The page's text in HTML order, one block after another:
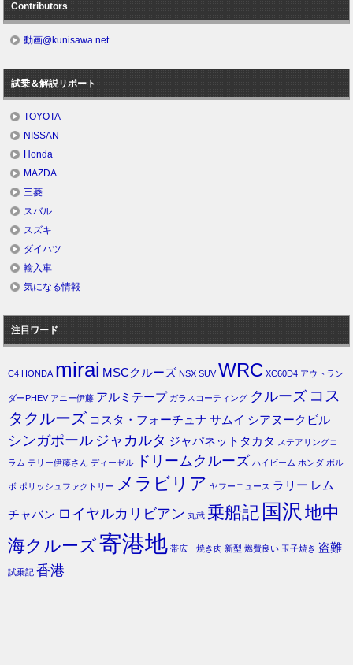
Contributors
動画@kunisawa.net
試乗＆解説リポート
TOYOTA
NISSAN
Honda
MAZDA
三菱
スバル
スズキ
ダイハツ
輸入車
気になる情報
注目ワード
C4 HONDA mirai MSCクルーズ NSX SUV WRC XC60D4 アウトラン
ダーPHEV アニー伊藤 アルミテープ ガラスコーティング クルーズ コス
タクルーズ コスタ・フォーチュナ サムイ シアヌークビル
シンガポール ジャカルタ ジャパネットタカタ ステアリングコ
ラム テリー伊藤さん ディーゼル ドリームクルーズ ハイビーム ホンダ ボル
ボ ポリッシュファクトリー メラビリア ヤフーニュース ラリー レム
チャバン ロイヤルカリビアン 丸武 乗船記 国沢 地中
海クルーズ寄港地 帯広 焼き肉 新型 燃費良い 玉子焼き 盗難
試乗記 香港